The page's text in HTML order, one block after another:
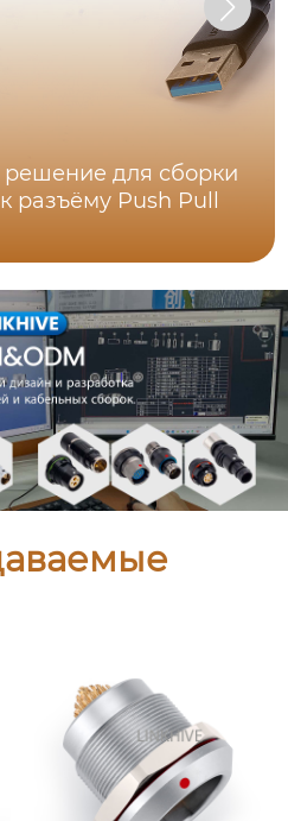
для сборки
разъёму Push Pull